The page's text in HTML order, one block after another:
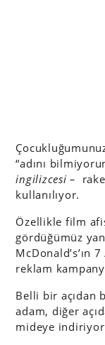
“adını
ingilizcesi –
kullanılıyor.
Özellikle film
gördüğümüz
reklam
Belli bir açıdan
adam, diğer
mideye